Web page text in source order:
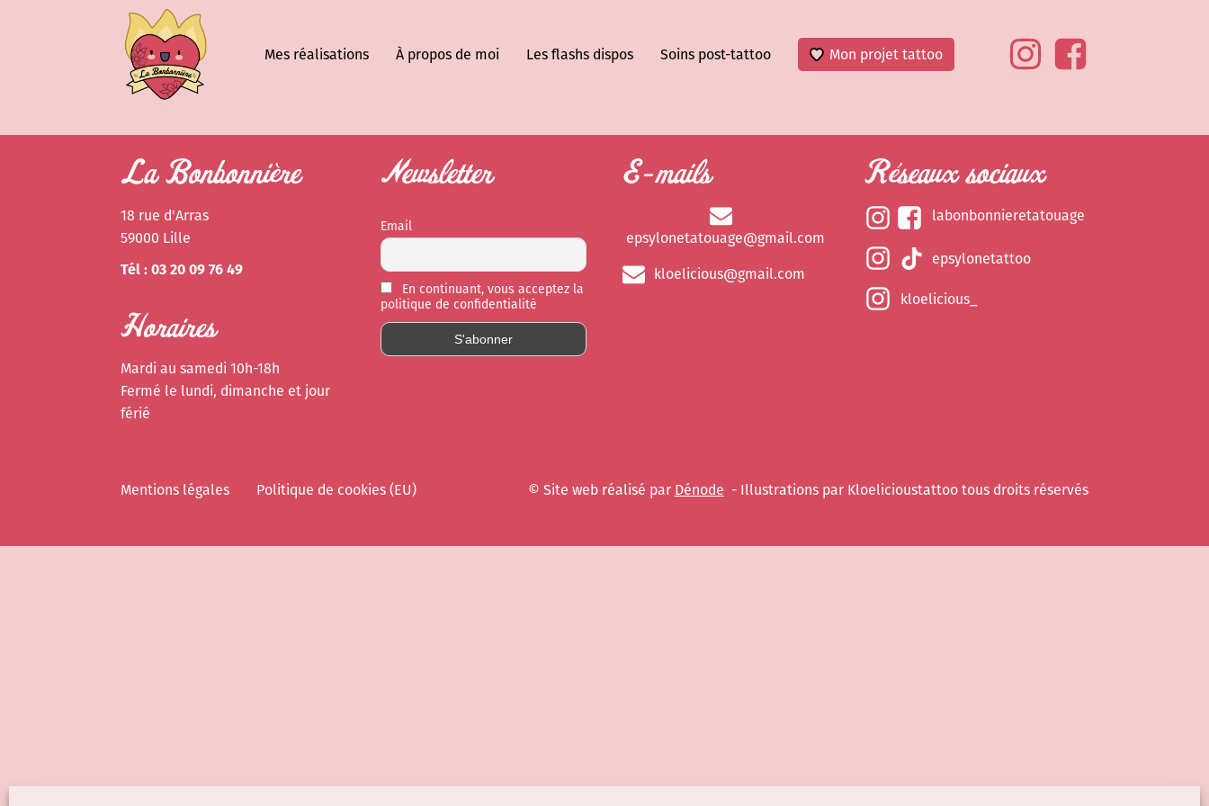
Mes réalisations À propos de moi Les flashs dispos Soins post-tattoo Mon projet tattoo
La Bonbonnière
18 rue d'Arras
59000 Lille
Tél : 03 20 09 76 49
Horaires
Mardi au samedi 10h-18h
Fermé le lundi, dimanche et jour
férié
Newsletter
Email
En continuant, vous acceptez la
politique de confidentialité
E-mails
epsylonetatouage@gmail.com
kloelicious@gmail.com
Réseaux sociaux
labonbonnieretatouage
epsylonetattoo
kloelicious_
Mentions légales Politique de cookies (EU) © Site web réalisé par Dénode - Illustrations par Kloelicioustattoo tous droits réservés